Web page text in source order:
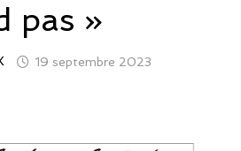
pas »
19 septembre 2023